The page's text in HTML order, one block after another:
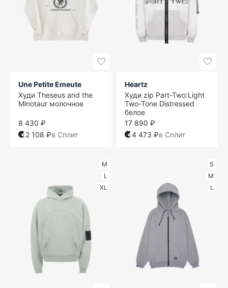
Une Petite Emeute
Худи Theseus and the
Minotaur молочное
8 430 ₽
2 108 ₽в Сплит
Heartz
Худи zip Part-Two:Light
Two-Tone Distressed
белое
17 890 ₽
4 473 ₽в Сплит
M
L
XL
S
M
L